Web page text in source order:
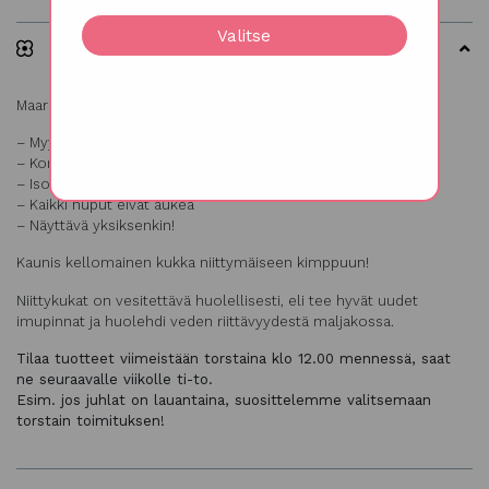
Valitse
Kuvaus
Maariankello, Campanula medium
– Myydään 10 oksan nipussa
– Korkeus noin 70 cm
– Isot kellomaiset kukat sijaitsevat pitkin vartta
– Kaikki nuput eivät aukea
– Näyttävä yksiksenkin!
Kaunis kellomainen kukka niittymäiseen kimppuun!
Niittykukat on vesitettävä huolellisesti, eli tee hyvät uudet
imupinnat ja huolehdi veden riittävyydestä maljakossa.
Tilaa tuotteet viimeistään torstaina klo 12.00 mennessä, saat
ne seuraavalle viikolle ti-to.
Esim. jos juhlat on lauantaina, suosittelemme valitsemaan
torstain toimituksen!